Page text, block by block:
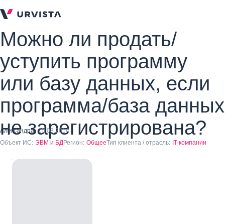
Можно ли продать/
уступить программу
или базу данных, если
программа/база данных
не зарегистрирована?
Александра 15.08.2014
Объект ИС: ЭВМ и БДРегион: ОбщееТип клиента / отрасль: IT-компании